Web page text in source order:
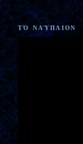
ΤΌ ΝΑΎΠΛΙΟΝ